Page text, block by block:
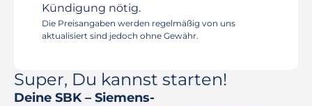
Kündigung nötig.
Die Preisangaben werden regelmäßig von uns
aktualisiert sind jedoch ohne Gewähr.
Super, Du kannst starten!
Deine SBK – Siemens-